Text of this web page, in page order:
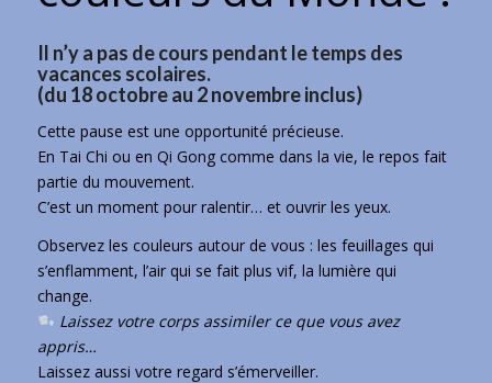
Il n’y a pas de cours pendant le temps des
vacances scolaires.
(du 18 octobre au 2 novembre inclus)
Cette pause est une opportunité précieuse.
En Tai Chi ou en Qi Gong comme dans la vie, le repos fait
partie du mouvement.
C’est un moment pour ralentir… et ouvrir les yeux.
Observez les couleurs autour de vous : les feuillages qui
s’enflamment, l’air qui se fait plus vif, la lumière qui
change.
Laissez votre corps assimiler ce que vous avez
appris…
Laissez aussi votre regard s’émerveiller.